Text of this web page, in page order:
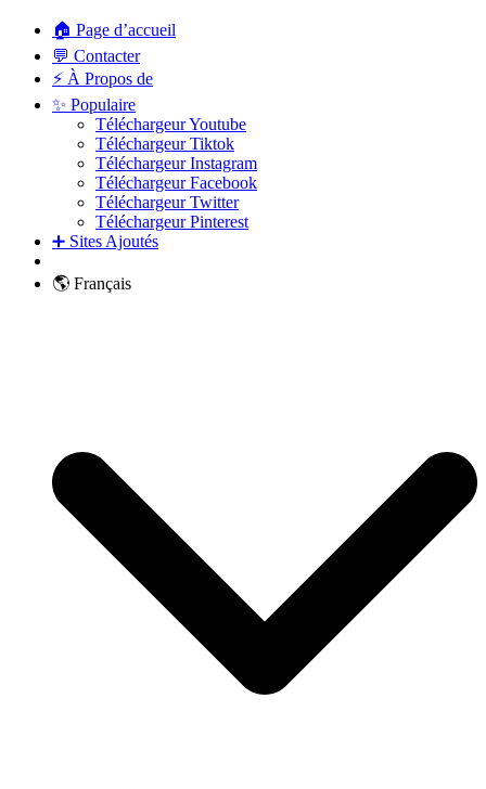
🏠 Page d’accueil
💬 Contacter
⚡ À Propos de
✨ Populaire
Téléchargeur Youtube
Téléchargeur Tiktok
Téléchargeur Instagram
Téléchargeur Facebook
Téléchargeur Twitter
Téléchargeur Pinterest
➕ Sites Ajoutés
🌎 Français